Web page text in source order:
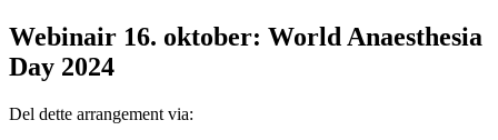
Webinair 16. oktober: World Anaesthesia
Day 2024
Del dette arrangement via: